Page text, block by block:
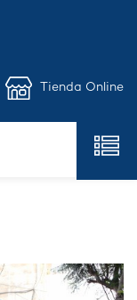
Tienda Online